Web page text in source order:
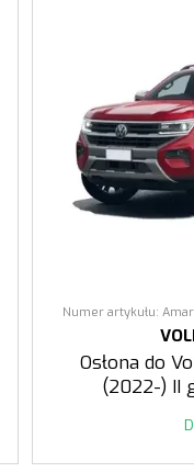
Numer artykułu:
Osłona do
(2022-) II